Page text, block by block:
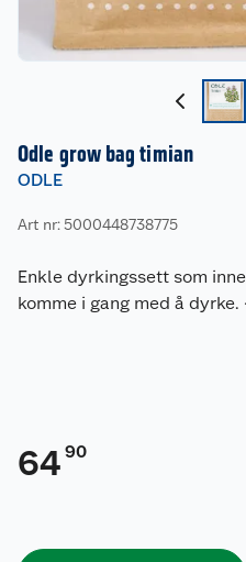
Odle grow bag timian
ODLE
Art nr: 5000448738775
Enkle dyrkingssett som
komme i gang med å dyrke.
64 90